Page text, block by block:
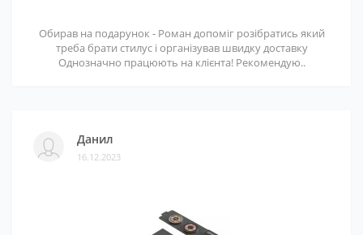
Обирав на подарунок - Роман допоміг розібратись який
треба брати стилус і організував швидку доставку
Однозначно працюють на клієнта! Рекомендую..
Данил
16.12.2023